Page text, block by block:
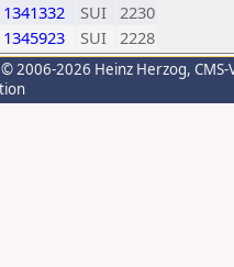
1341332 SUI 2230
1345923 SUI 2228
© 2006-2026 Heinz Herzog,